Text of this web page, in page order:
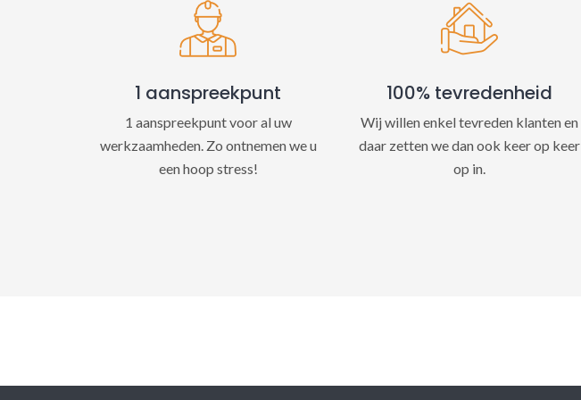
1 aanspreekpunt
1 aanspreekpunt voor al uw
werkzaamheden. Zo ontnemen we u
een hoop stress!
100% tevredenheid
Wij willen enkel tevreden klanten en
daar zetten we dan ook keer op keer
op in.